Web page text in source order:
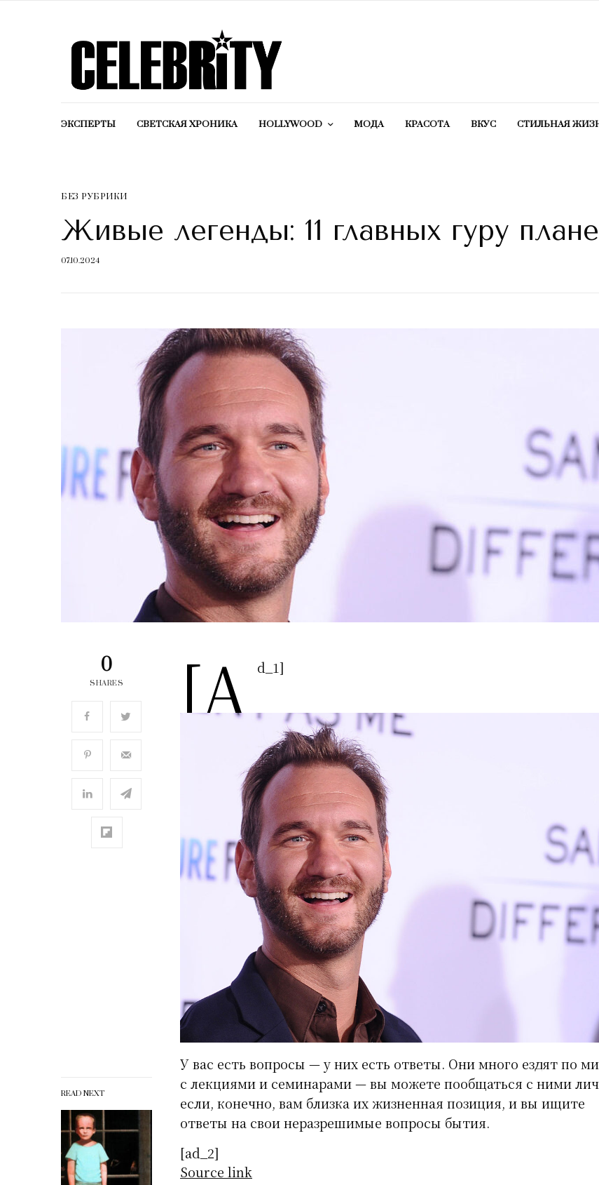
ЭКСПЕРТЫ СВЕТСКАЯ ХРОНИКА HOLLYWOOD МОДА КРАСОТA ВКУС СТИЛЬНАЯ
БЕЗ РУБРИКИ
Живые легенды: 11 главных гуру
07.10.2024
0
SHARES
READ NEXT
[a d_1]
У вас есть вопросы — у них есть ответы. Они много ездят по
с лекциями и семинарами — вы можете пообщаться с ними
если, конечно, вам близка их жизненная позиция, и вы ищите
ответы на свои неразрешимые вопросы бытия.
[ad_2]
Source link